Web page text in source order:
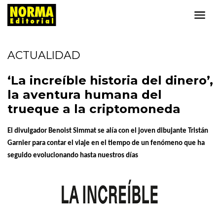
ACTUALIDAD
‘La increíble historia del dinero’,
la aventura humana del
trueque a la criptomoneda
El divulgador Benoist Simmat se alía con el joven dibujante Tristán
Garnier para contar el viaje en el tiempo de un fenómeno que ha
seguido evolucionando hasta nuestros días